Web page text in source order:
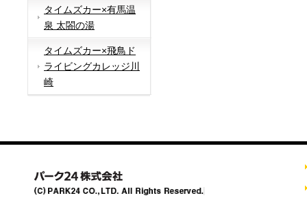
タイムズカー×有馬温
泉 太閤の湯
タイムズカー×飛鳥ド
ライビングカレッジ川
崎